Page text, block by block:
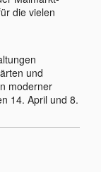
die vielen
und
moderner
14. April und 8.